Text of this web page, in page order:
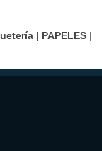
| PAPELES|